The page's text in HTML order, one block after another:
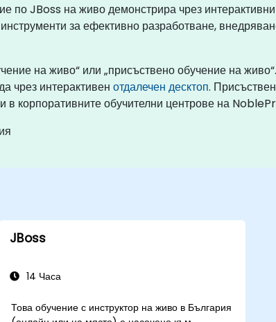
по JBoss на живо демонстрира чрез
за ефективно разработване,
на живо“ или „присъствено обучение на
чрез интерактивен отдалечен десктоп.
корпоративните обучителни центрове на
JBoss
14 Часа
Това обучение с инструктор на живо в България